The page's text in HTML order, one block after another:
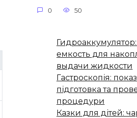
0 50
емкость для
выдачи жидкости
Гастроскопія:
підготовка та
процедури
Казки для дітей: